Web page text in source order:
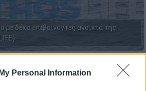
Personal Information
με δέκα επιβαίνοντες ανοιχτά της
το ΕΘΝΟΣ στη Google